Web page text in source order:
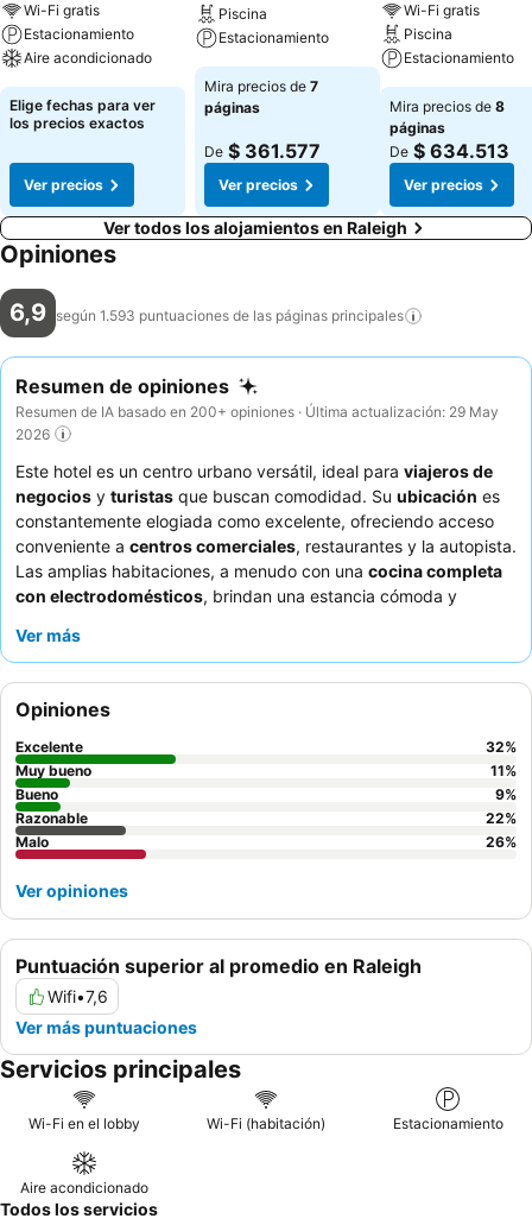
Wi-Fi gratis
Estacionamiento
Aire acondicionado
Elige fechas para ver
los precios exactos
Ver precios
Piscina
Estacionamiento
Mira precios de 7
páginas
De $ 361.577
Ver precios
Wi-Fi gratis
Piscina
Estacionamiento
Mira precios de 8
páginas
De $ 634.513
Ver precios
Ver todos los alojamientos en Raleigh
Opiniones
6,9 según 1.593 puntuaciones de las páginas principales
Resumen de opiniones
Resumen de IA basado en 200+ opiniones · Última actualización: 29 May
2026
Este hotel es un centro urbano versátil, ideal para viajeros de
negocios y turistas que buscan comodidad. Su ubicación es
constantemente elogiada como excelente, ofreciendo acceso
conveniente a centros comerciales, restaurantes y la autopista.
Las amplias habitaciones, a menudo con una cocina completa
con electrodomésticos, brindan una estancia cómoda y
servicial y amable del personal, aunque se señala que las
autosuficiente, los huéspedes deben confirmar la disponibilidad
de utensilios de cocina a su llegada.
Ver más
Puntuación superior al promedio en Raleigh
Wifi•7,6
Ver más puntuaciones
Opiniones
Excelente 32%
Muy bueno
11%
Bueno
9%
Razonable
22%
Malo
26%
Ver opiniones
Servicios principales
Wi-Fi en el lobby Wi-Fi (habitación) Estacionamiento
Aire acondicionado
Todos los servicios